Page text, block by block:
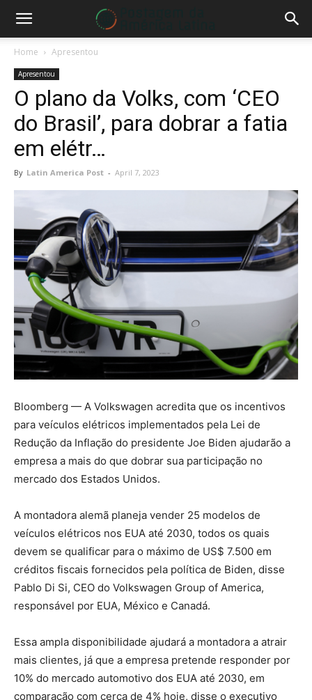
Home Apresentou
Apresentou
O plano da Volks, com ‘CEO
do Brasil’, para dobrar a fatia
em elétr…
By Latin America Post - April 7, 2023
Bloomberg — A Volkswagen acredita que os incentivos
para veículos elétricos implementados pela Lei de
Redução da Inflação do presidente Joe Biden ajudarão a
empresa a mais do que dobrar sua participação no
mercado dos Estados Unidos.
A montadora alemã planeja vender 25 modelos de
veículos elétricos nos EUA até 2030, todos os quais
devem se qualificar para o máximo de US$ 7.500 em
créditos fiscais fornecidos pela política de Biden, disse
Pablo Di Si, CEO do Volkswagen Group of America,
responsável por EUA, México e Canadá.
Essa ampla disponibilidade ajudará a montadora a atrair
mais clientes, já que a empresa pretende responder por
10% do mercado automotivo dos EUA até 2030, em
comparação com cerca de 4% hoje, disse o executivo